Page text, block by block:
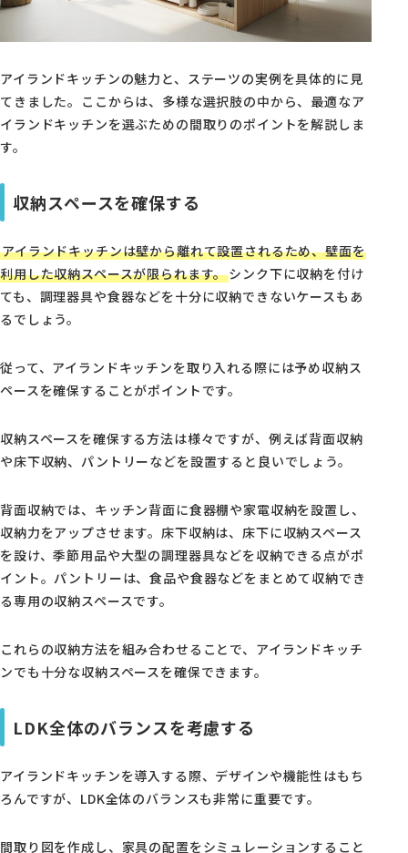
アイランドキッチンの魅力と、ステーツの実例を具体的に見
てきました。ここからは、多様な選択肢の中から、最適なア
イランドキッチンを選ぶための間取りのポイントを解説しま
す。
収納スペースを確保する
アイランドキッチンは壁から離れて設置されるため、壁面を
利用した収納スペースが限られます。シンク下に収納を付け
ても、調理器具や食器などを十分に収納できないケースもあ
るでしょう。
従って、アイランドキッチンを取り入れる際には予め収納ス
ペースを確保することがポイントです。
収納スペースを確保する方法は様々ですが、例えば背面収納
や床下収納、パントリーなどを設置すると良いでしょう。
背面収納では、キッチン背面に食器棚や家電収納を設置し、
収納力をアップさせます。床下収納は、床下に収納スペース
を設け、季節用品や大型の調理器具などを収納できる点がポ
イント。パントリーは、食品や食器などをまとめて収納でき
る専用の収納スペースです。
これらの収納方法を組み合わせることで、アイランドキッチ
ンでも十分な収納スペースを確保できます。
LDK全体のバランスを考慮する
アイランドキッチンを導入する際、デザインや機能性はもち
ろんですが、LDK全体のバランスも非常に重要です。
間取り図を作成し、家具の配置をシミュレーションすること